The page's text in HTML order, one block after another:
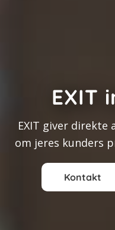
EXIT
EXIT giver direkte
om jeres kunders
Kontakt